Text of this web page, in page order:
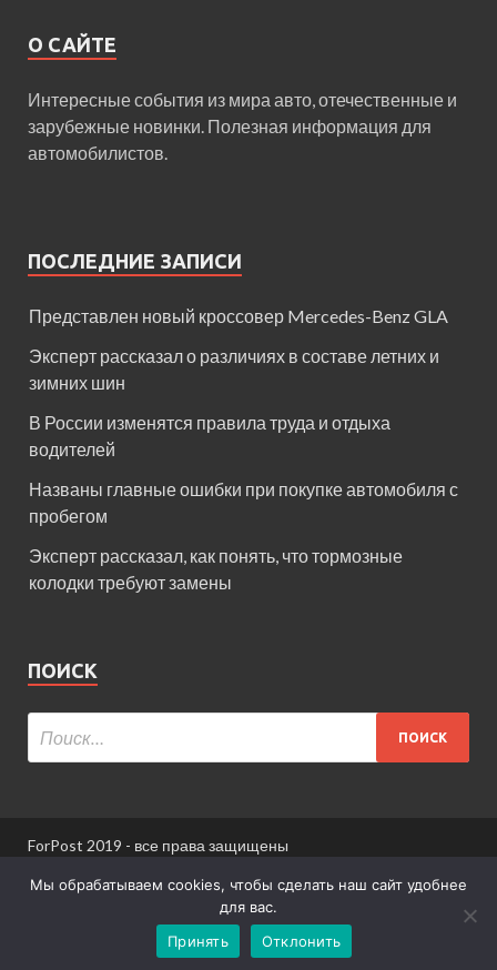
О САЙТЕ
Интересные события из мира авто, отечественные и
зарубежные новинки. Полезная информация для
автомобилистов.
ПОСЛЕДНИЕ ЗАПИСИ
Представлен новый кроссовер Mercedes-Benz GLA
Эксперт рассказал о различиях в составе летних и
зимних шин
В России изменятся правила труда и отдыха
водителей
Названы главные ошибки при покупке автомобиля с
пробегом
Эксперт рассказал, как понять, что тормозные
колодки требуют замены
ПОИСК
ForPost 2019 - все права защищены
При использовании материалов сайта ссылка
Информация для пользователей сайта
Мы обрабатываем cookies, чтобы сделать наш сайт удобнее
для вас.
Принять
Отклонить